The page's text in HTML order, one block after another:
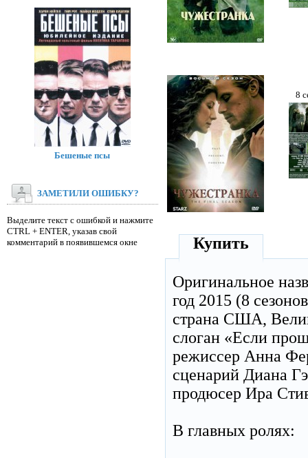
8
Купить
Оригинальное
год 2015 (8
страна США,
слоган «Если
режиссер Анна
сценарий Диана
продюсер Ира
В главных ролях:
Бешеные псы
ЗАМЕТИЛИ ОШИБКУ?
Выделите текст с ошибкой и нажмите
CTRL + ENTER, указав свой
комментарий в появившемся окне